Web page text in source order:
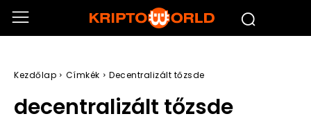
Kezdőlap Címkék Decentralizált tőzsde
decentralizált tőzsde